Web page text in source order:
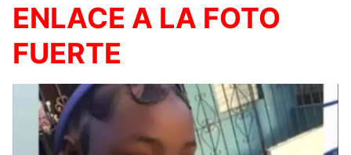
ENLACE A LA FOTO
FUERTE